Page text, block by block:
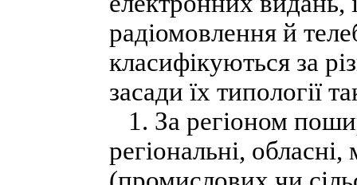
радіомовлення й
класифікуються за
засади їх типології
1. За регіоном
регіональні, обласні,